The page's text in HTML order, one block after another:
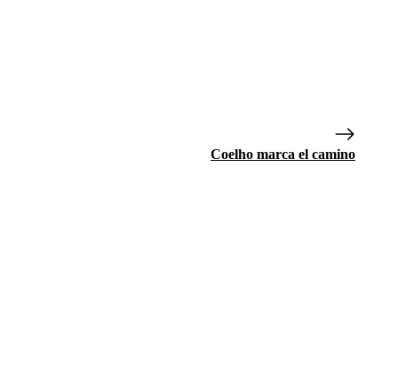
Coelho marca el camino